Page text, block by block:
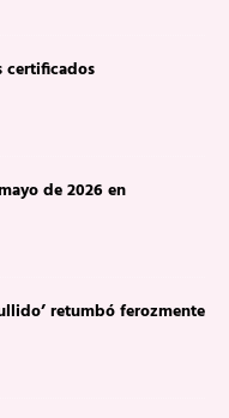
certificados
de 2026 en
retumbó ferozmente